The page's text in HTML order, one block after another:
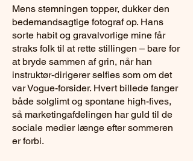
Mens stemningen topper, dukker den
bedemandsagtige fotograf op. Hans
sorte habit og gravalvorlige mine får
straks folk til at rette stillingen – bare for
at bryde sammen af grin, når han
instruktør-dirigerer selfies som om det
var Vogue-forsider. Hvert billede fanger
både solglimt og spontane high-fives,
så marketingafdelingen har guld til de
sociale medier længe efter sommeren
er forbi.